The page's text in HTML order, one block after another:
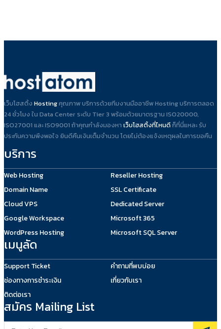
เว็บโฮสติ้ง Hostingคุณภาพ บริการด้วยทีมงานมืออาชีพ Hosting บริการตลอด
24 ชั่วโมง ใน Data Center ระดับ Tier 3 พร้อมด้วยมาตรฐาน ISO20000,
ISO27001 และ ISO9001 ถ้าคุณกำลังมองหา เว็บโฮสติ้งที่ไหนดีก็ที่นี่แหละ รับ
ประกันความพึงพอใจ ยินดีคืนเงินเต็มจำนวน โดยไม่ต้องแจ้งเหตุผลในการขอคืน
บริการ
Web Hosting
Domain Name
Cloud VPS
Google Workspace
WordPress Hosting
Reseller Hosting
SSL Certificate
Dedicated Server
Microsoft 365
Microsoft SQL Server
เมนูลัด
Support Ticket
ช่องทางการชำระเงิน
ติดต่อเรา
คำถามที่พบบ่อย
เกี่ยวกับเรา
สมัคร Mailing List